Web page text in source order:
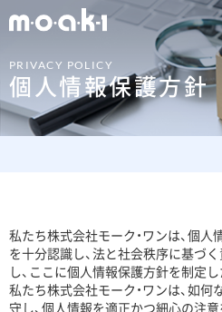
PRIVACY POLICY
個人情報保護方針
私たち株式会社モーク・ワンは、個
を十分認識し、法と社会秩序に基づ
し、ここに個人情報保護方針を制定し
私たち株式会社モーク・ワンは、如何
守し、個人情報を適正かつ細心の注